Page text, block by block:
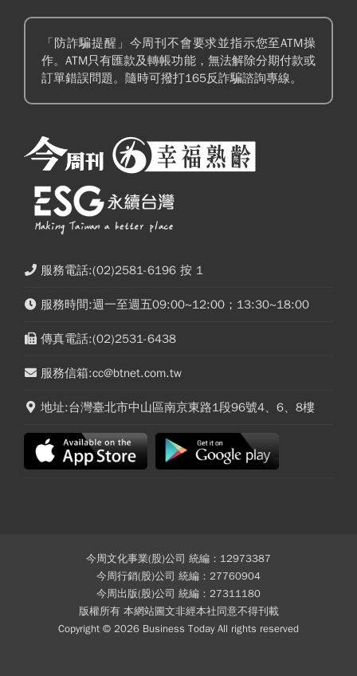
「防詐騙提醒」今周刊不會要求並指示您至ATM操
作。ATM只有匯款及轉帳功能，無法解除分期付款或
訂單錯誤問題。隨時可撥打165反詐騙諮詢專線。
服務電話:(02)2581-6196 按 1
服務時間:週一至週五09:00~12:00；13:30~18:00
傳真電話:(02)2531-6438
服務信箱:cc@btnet.com.tw
地址:台灣臺北市中山區南京東路1段96號4、6、8樓
今周文化事業(股)公司 統編：12973387
今周行銷(股)公司 統編：27760904
今周出版(股)公司 統編：27311180
版權所有 本網站圖文非經本社同意不得刊載
Copyright © 2026 Business Today All rights reserved